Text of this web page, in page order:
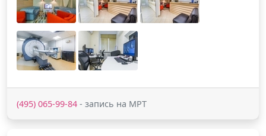
(495) 065-99-84 - запись на МРТ